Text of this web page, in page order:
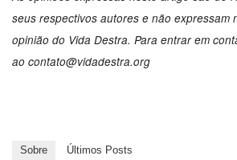
seus respectivos autores e não expressam
opinião do Vida Destra. Para entrar em
ao contato@vidadestra.org
Sobre Últimos Posts